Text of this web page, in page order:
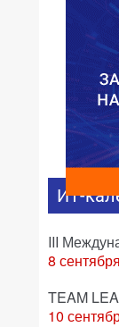
ИТ-
III
8
TEAM
10